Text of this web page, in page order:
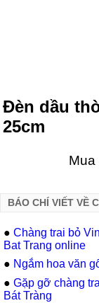
Đèn dầu
25cm
Mua
BÁO CHÍ VIẾT VỀ
● Chàng trai bỏ
Bat Trang online
● Ngắm hoa văn
● Gặp gỡ chàng
Bát Tràng